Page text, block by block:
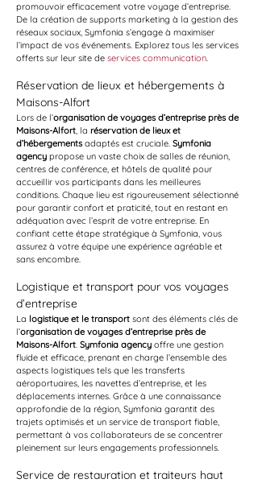
promouvoir efficacement votre voyage d’entreprise.
De la création de supports marketing à la gestion des
réseaux sociaux, Symfonia s’engage à maximiser
l’impact de vos événements. Explorez tous les services
offerts sur leur site de services communication.
Réservation de lieux et hébergements à
Maisons-Alfort
Lors de l’organisation de voyages d’entreprise près de
Maisons-Alfort, la réservation de lieux et
d’hébergements adaptés est cruciale. Symfonia
agency propose un vaste choix de salles de réunion,
centres de conférence, et hôtels de qualité pour
accueillir vos participants dans les meilleures
conditions. Chaque lieu est rigoureusement sélectionné
pour garantir confort et praticité, tout en restant en
adéquation avec l’esprit de votre entreprise. En
confiant cette étape stratégique à Symfonia, vous
assurez à votre équipe une expérience agréable et
sans encombre.
Logistique et transport pour vos voyages
d’entreprise
La logistique et le transport sont des éléments clés de
l’organisation de voyages d’entreprise près de
Maisons-Alfort. Symfonia agency offre une gestion
fluide et efficace, prenant en charge l’ensemble des
aspects logistiques tels que les transferts
aéroportuaires, les navettes d’entreprise, et les
déplacements internes. Grâce à une connaissance
approfondie de la région, Symfonia garantit des
trajets optimisés et un service de transport fiable,
permettant à vos collaborateurs de se concentrer
pleinement sur leurs engagements professionnels.
Service de restauration et traiteurs haut